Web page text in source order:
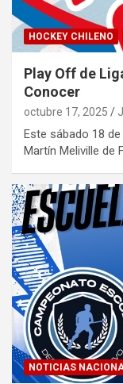
HOCKEY CHILENO
Play Off de
Conocer
octubre 17, 2025
Este sábado 18
Martín Meliville de
NOTICIAS